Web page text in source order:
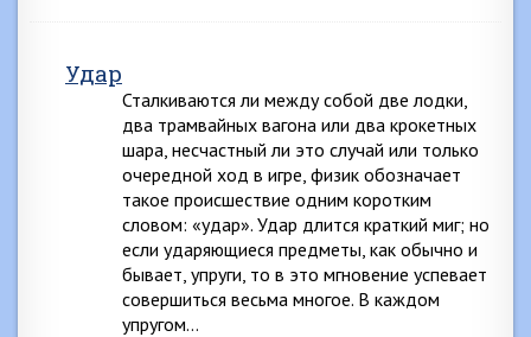
Удар
Сталкиваются ли между собой две лодки,
два трамвайных вагона или два крокетных
шара, несчастный ли это случай или только
очередной ход в игре, физик обозначает
такое происшествие одним коротким
словом: «удар». Удар длится краткий миг; но
если ударяющиеся предметы, как обычно и
бывает, упруги, то в это мгновение успевает
совершиться весьма многое. В каждом
упругом…